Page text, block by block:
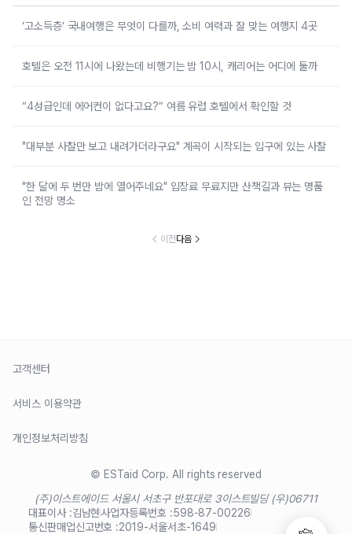
‘고소득층’ 국내여행은 무엇이 다를까, 소비 여력과 잘 맞는 여행지 4곳
호텔은 오전 11시에 나왔는데 비행기는 밤 10시, 캐리어는 어디에 둘까
“4성급인데 에어컨이 없다고요?” 여름 유럽 호텔에서 확인할 것
"대부분 사찰만 보고 내려가더라구요" 계곡이 시작되는 입구에 있는 사찰
"한 달에 두 번만 밤에 열어주네요" 입장료 무료지만 산책길과 뷰는 명품
인 전망 명소
이전다음
고객센터
서비스 이용약관
개인정보처리방침
© ESTaid Corp. All rights reserved
(주)이스트에이드 서울시 서초구 반포대로 3이스트빌딩 (우)06711
대표이사 :김남현사업자등록번호 :598-87-00226
통신판매업신고번호 :2019-서울서초-1649